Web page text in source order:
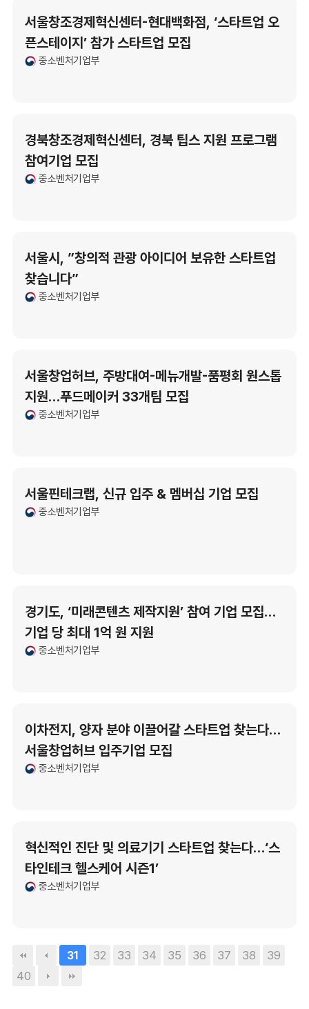
서울창조경제혁신센터-현대백화점, ‘스타트업 오
픈스테이지’ 참가 스타트업 모집
중소벤처기업부
경북창조경제혁신센터, 경북 팁스 지원 프로그램
참여기업 모집
중소벤처기업부
서울시, ”창의적 관광 아이디어 보유한 스타트업
찾습니다”
중소벤처기업부
서울창업허브, 주방대여-메뉴개발-품평회 원스톱
지원…푸드메이커 33개팀 모집
중소벤처기업부
서울핀테크랩, 신규 입주 & 멤버십 기업 모집
중소벤처기업부
경기도, ‘미래콘텐츠 제작지원’ 참여 기업 모집…
기업 당 최대 1억 원 지원
중소벤처기업부
이차전지, 양자 분야 이끌어갈 스타트업 찾는다…
서울창업허브 입주기업 모집
중소벤처기업부
혁신적인 진단 및 의료기기 스타트업 찾는다…‘스
타인테크 헬스케어 시즌1’
중소벤처기업부
31 32 33 34 35 36 37 38
39
40